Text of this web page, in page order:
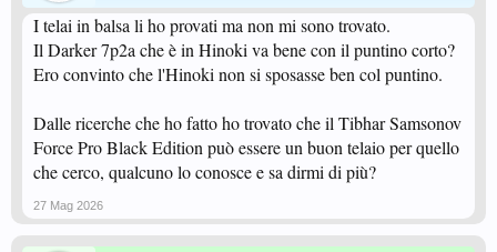
I telai in balsa li ho provati ma non mi sono trovato.
Il Darker 7p2a che è in Hinoki va bene con il puntino corto?
Ero convinto che l'Hinoki non si sposasse ben col puntino.
Dalle ricerche che ho fatto ho trovato che il Tibhar Samsonov
Force Pro Black Edition può essere un buon telaio per quello
che cerco, qualcuno lo conosce e sa dirmi di più?
27 Mag 2026